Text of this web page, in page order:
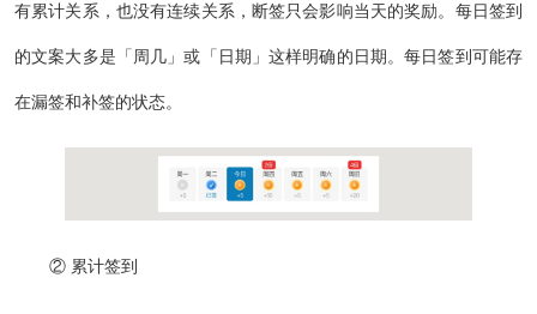
有累计关系，也没有连续关系，断签只会影响当天的奖励。每日签到
的文案大多是「周几」或「日期」这样明确的日期。每日签到可能存
在漏签和补签的状态。
② 累计签到